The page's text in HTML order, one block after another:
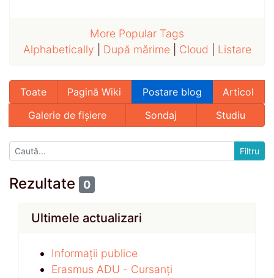
More Popular Tags
Alphabetically
După mărime| Cloud Listare
Toate Pagină Wiki Postare blog
Articol
Galerie de fișiere
Sondaj Studiu
Rezultate 0
Ultimele actualizari
Informații publice
Erasmus ADU - Cursanți